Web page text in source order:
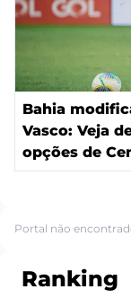
Bahia
Vasco: Veja
opções de
Portal não
Ranking